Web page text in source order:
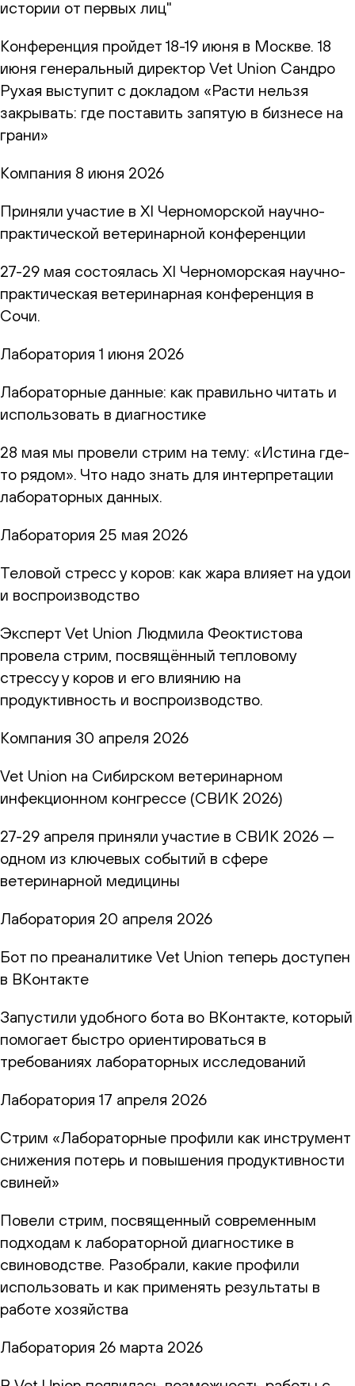
истории от первых лиц"
Конференция пройдет 18-19 июня в Москве. 18
июня генеральный директор Vet Union Сандро
Рухая выступит с докладом «Расти нельзя
закрывать: где поставить запятую в бизнесе на
грани»
Компания 8 июня 2026
Приняли участие в XI Черноморской научно-
практической ветеринарной конференции
27-29 мая состоялась XI Черноморская научно-
практическая ветеринарная конференция в
Сочи.
Лаборатория 1 июня 2026
Лабораторные данные: как правильно читать и
использовать в диагностике
28 мая мы провели стрим на тему: «Истина где-
то рядом». Что надо знать для интерпретации
лабораторных данных.
Лаборатория 25 мая 2026
Теловой стресс у коров: как жара влияет на удои
и воспроизводство
Эксперт Vet Union Людмила Феоктистова
провела стрим, посвящённый тепловому
стрессу у коров и его влиянию на
продуктивность и воспроизводство.
Компания 30 апреля 2026
Vet Union на Сибирском ветеринарном
инфекционном конгрессе (СВИК 2026)
27-29 апреля приняли участие в СВИК 2026 —
одном из ключевых событий в сфере
ветеринарной медицины
Лаборатория 20 апреля 2026
Бот по преаналитике Vet Union теперь доступен
в ВКонтакте
Запустили удобного бота во ВКонтакте, который
помогает быстро ориентироваться в
требованиях лабораторных исследований
Лаборатория 17 апреля 2026
Стрим «Лабораторные профили как инструмент
снижения потерь и повышения продуктивности
свиней»
Повели стрим, посвященный современным
подходам к лабораторной диагностике в
свиноводстве. Разобрали, какие профили
использовать и как применять результаты в
работе хозяйства
Лаборатория 26 марта 2026